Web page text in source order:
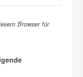
Browser für